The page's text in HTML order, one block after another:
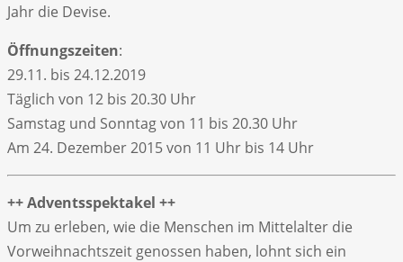
Jahr die Devise.
Öffnungszeiten:
29.11. bis 24.12.2019
Täglich von 12 bis 20.30 Uhr
Samstag und Sonntag von 11 bis 20.30 Uhr
Am 24. Dezember 2015 von 11 Uhr bis 14 Uhr
++ Adventsspektakel ++
Um zu erleben, wie die Menschen im Mittelalter die
Vorweihnachtszeit genossen haben, lohnt sich ein